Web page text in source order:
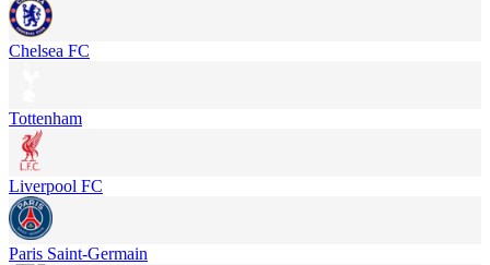
Chelsea FC
Tottenham
Liverpool FC
Paris Saint-Germain